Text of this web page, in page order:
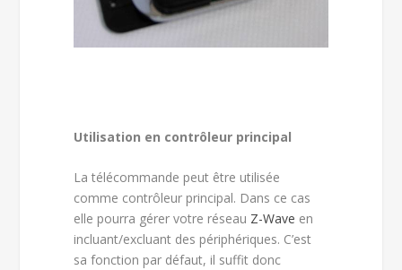
Utilisation en contrôleur principal
La télécommande peut être utilisée
comme contrôleur principal. Dans ce cas
elle pourra gérer votre réseau Z-Wave en
incluant/excluant des périphériques. C’est
sa fonction par défaut, il suffit donc